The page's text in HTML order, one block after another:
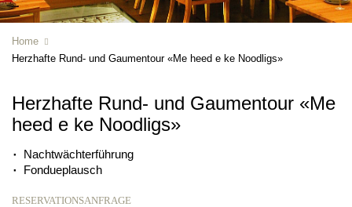
Home
Herzhafte Rund- und Gaumentour «Me heed e ke Noodligs»
Herzhafte Rund- und Gaumentour «Me
heed e ke Noodligs»
Nachtwächterführung
Fondueplausch
RESERVATIONSANFRAGE